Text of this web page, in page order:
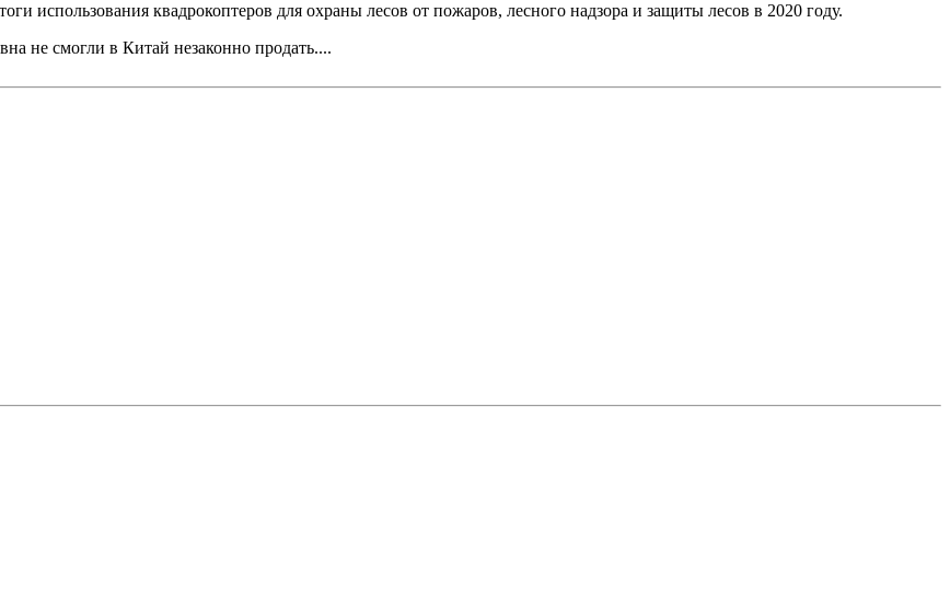
использования квадрокоптеров для охраны лесов от пожаров, лесного надзора и защиты лесов в 2020 году.
не смогли в Китай незаконно продать....